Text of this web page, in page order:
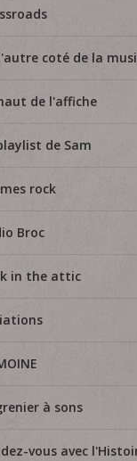
coté de la
de l'affiche
de Sam
rock
Broc
in the attic
à sons
vous avec